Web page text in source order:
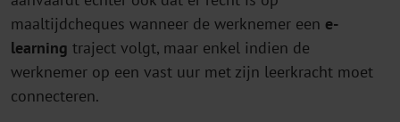
maaltijdcheques wanneer de werknemer een e-
learning traject volgt, maar enkel indien de
werknemer op een vast uur met zijn leerkracht moet
connecteren.